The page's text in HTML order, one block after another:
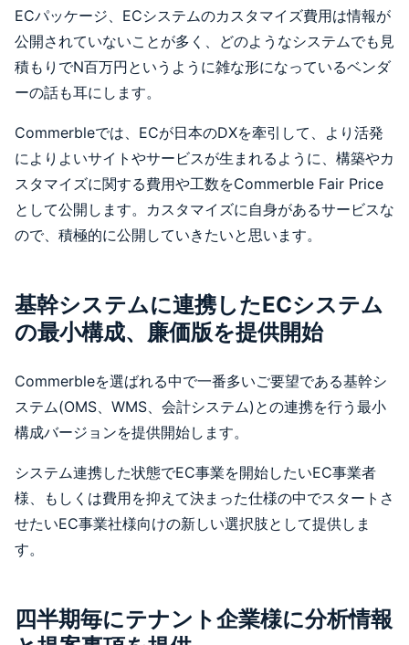
ECパッケージ、ECシステムのカスタマイズ費用は情報が
公開されていないことが多く、どのようなシステムでも見
積もりでN百万円というように雑な形になっているベンダ
ーの話も耳にします。
Commerbleでは、ECが日本のDXを牽引して、より活発
によりよいサイトやサービスが生まれるように、構築やカ
スタマイズに関する費用や工数をCommerble Fair Price
として公開します。カスタマイズに自身があるサービスな
ので、積極的に公開していきたいと思います。
基幹システムに連携したECシステム
の最小構成、廉価版を提供開始
Commerbleを選ばれる中で一番多いご要望である基幹シ
ステム(OMS、WMS、会計システム)との連携を行う最小
構成バージョンを提供開始します。
システム連携した状態でEC事業を開始したいEC事業者
様、もしくは費用を抑えて決まった仕様の中でスタートさ
せたいEC事業社様向けの新しい選択肢として提供しま
す。
四半期毎にテナント企業様に分析情報